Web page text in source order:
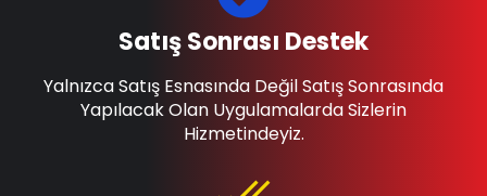
Satış Sonrası Destek
Yalnızca Satış Esnasında Değil Satış Sonrasında
Yapılacak Olan Uygulamalarda Sizlerin
Hizmetindeyiz.